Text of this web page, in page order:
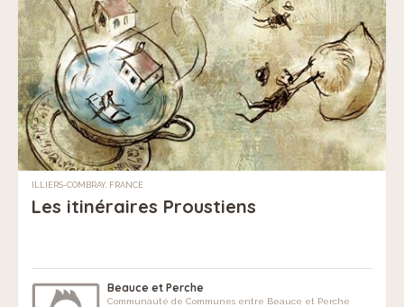
ILLIERS-COMBRAY, FRANCE
Les itinéraires Proustiens
Beauce et Perche
Communauté de Communes entre Beauce et Perche